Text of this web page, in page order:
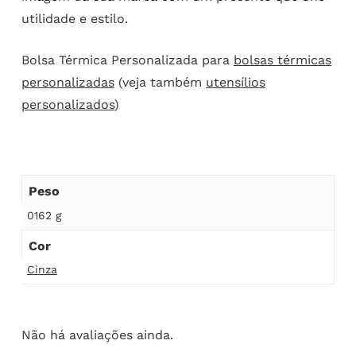
utilidade e estilo.
Bolsa Térmica Personalizada para bolsas térmicas
personalizadas(veja também utensílios
personalizados)
Peso
0162 g
Cor
Cinza
Não há avaliações ainda.